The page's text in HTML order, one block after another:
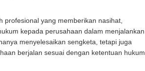
profesional yang memberikan nasihat,
kepada perusahaan dalam menjalankan
menyelesaikan sengketa, tetapi juga
berjalan sesuai dengan ketentuan hukum